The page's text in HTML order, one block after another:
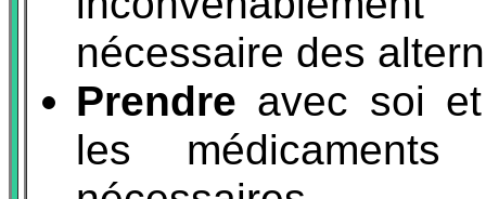
nécessaire des
Prendre avec soi
les